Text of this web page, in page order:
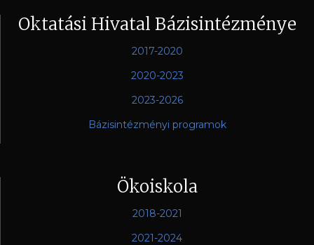
Oktatási Hivatal Bázisintézménye
2017-2020
2020-2023
2023-2026
Bázisintézményi programok
Ökoiskola
2018-2021
2021-2024